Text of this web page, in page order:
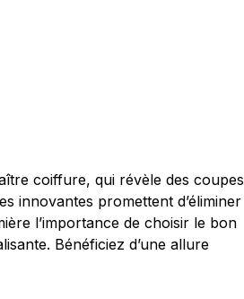
coiffure, qui révèle des coupes
innovantes promettent d’éliminer
l’importance de choisir le bon
Bénéficiez d’une allure